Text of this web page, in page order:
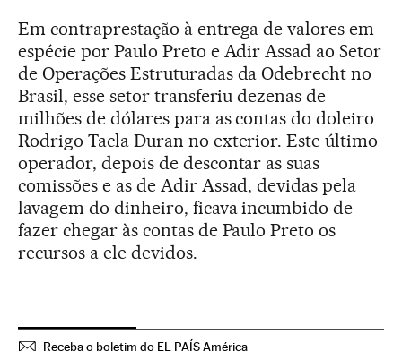
Em contraprestação à entrega de valores em
espécie por Paulo Preto e Adir Assad ao Setor
de Operações Estruturadas da Odebrecht no
Brasil, esse setor transferiu dezenas de
milhões de dólares para as contas do doleiro
Rodrigo Tacla Duran no exterior. Este último
operador, depois de descontar as suas
comissões e as de Adir Assad, devidas pela
lavagem do dinheiro, ficava incumbido de
fazer chegar às contas de Paulo Preto os
recursos a ele devidos.
Receba o boletim do EL PAÍS América